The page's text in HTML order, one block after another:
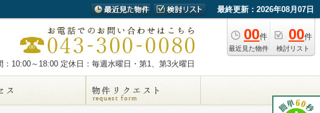
最終更新：2026年08月07日
00件
最近見た物件
00件
検討リスト
：10:00～18:00 定休日：毎週水曜日・第1、第3火曜日